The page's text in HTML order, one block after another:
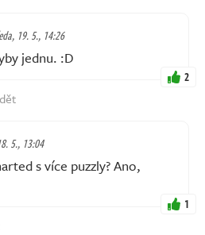
19. 5., 14:26
jednu. :D
2
5., 13:04
s více puzzly? Ano,
1